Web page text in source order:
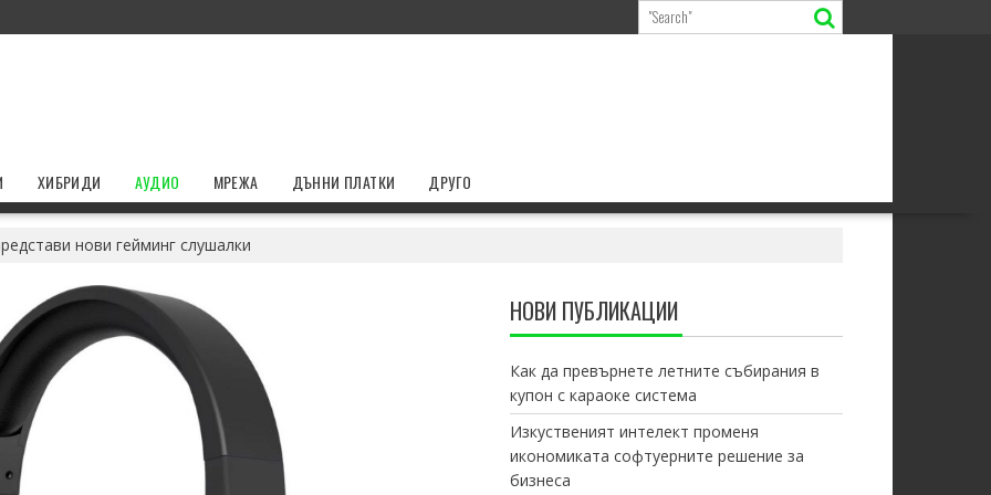
ХИБРИДИ АУДИО МРЕЖА ДЪННИ ПЛАТКИ ДРУГО
нови гейминг слушалки
НОВИ ПУБЛИКАЦИИ
Как да превърнете летните събирания в
купон с караоке система
Изкуственият интелект променя
икономиката софтуерните решение за
бизнеса